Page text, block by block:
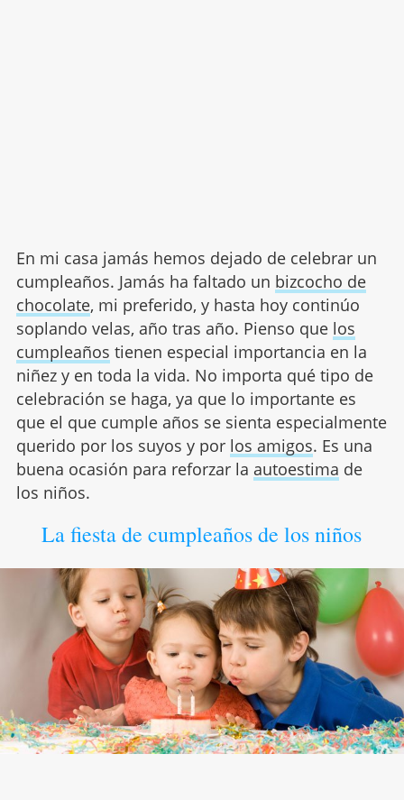
En mi casa jamás hemos dejado de celebrar un
cumpleaños. Jamás ha faltado un bizcocho de
chocolate, mi preferido, y hasta hoy continúo
soplando velas, año tras año. Pienso que los
cumpleaños tienen especial importancia en la
niñez y en toda la vida. No importa qué tipo de
celebración se haga, ya que lo importante es
que el que cumple años se sienta especialmente
querido por los suyos y por los amigos. Es una
buena ocasión para reforzar la autoestima de
los niños.
La fiesta de cumpleaños de los niños